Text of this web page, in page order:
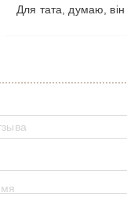
Для тата, думаю,
*****
Я ще не
Валентина Коряк
Супер